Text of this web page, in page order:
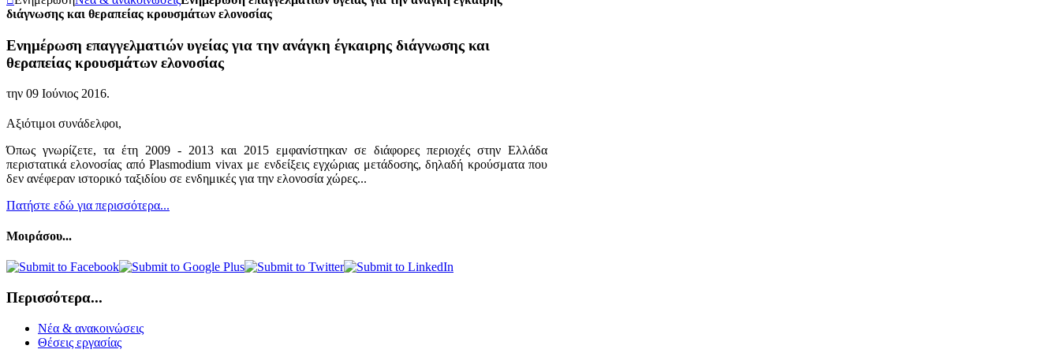
διάγνωσης και θεραπείας κρουσμάτων ελονοσίας
Ενημέρωση επαγγελματιών υγείας για την ανάγκη έγκαιρης διάγνωσης και
θεραπείας κρουσμάτων ελονοσίας
την 09 Ιούνιος 2016.
Αξιότιμοι συνάδελφοι,
Όπως γνωρίζετε, τα έτη 2009 - 2013 και 2015 εμφανίστηκαν σε διάφορες περιοχές στην Ελλάδα
περιστατικά ελονοσίας από Plasmodium vivax με ενδείξεις εγχώριας μετάδοσης, δηλαδή κρούσματα που
δεν ανέφεραν ιστορικό ταξιδίου σε ενδημικές για την ελονοσία χώρες...
Πατήστε εδώ για περισσότερα...
Μοιράσου...
Περισσότερα...
Νέα & ανακοινώσεις
Θέσεις εργασίας